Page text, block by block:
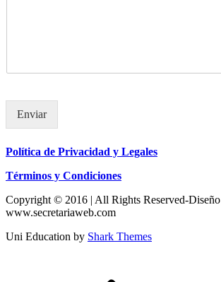
Enviar
Política de Privacidad y Legales
Términos y Condiciones
Copyright © 2016 | All Rights Reserved-Diseño
www.secretariaweb.com
Uni Education by Shark Themes